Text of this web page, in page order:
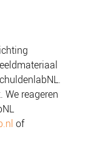
reageren
of